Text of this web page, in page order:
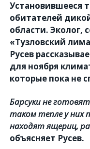
Установившееся
обитателей
области. Эколог,
«Тузловский
Русев
для ноября
которые пока не
Барсуки не
таком тепле у них
находят ящериц,
объясняет Русев.